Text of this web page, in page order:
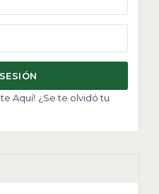
Aquí! ¿Se te olvidó tu